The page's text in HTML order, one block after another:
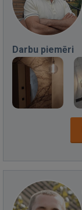
Darbu piemēri